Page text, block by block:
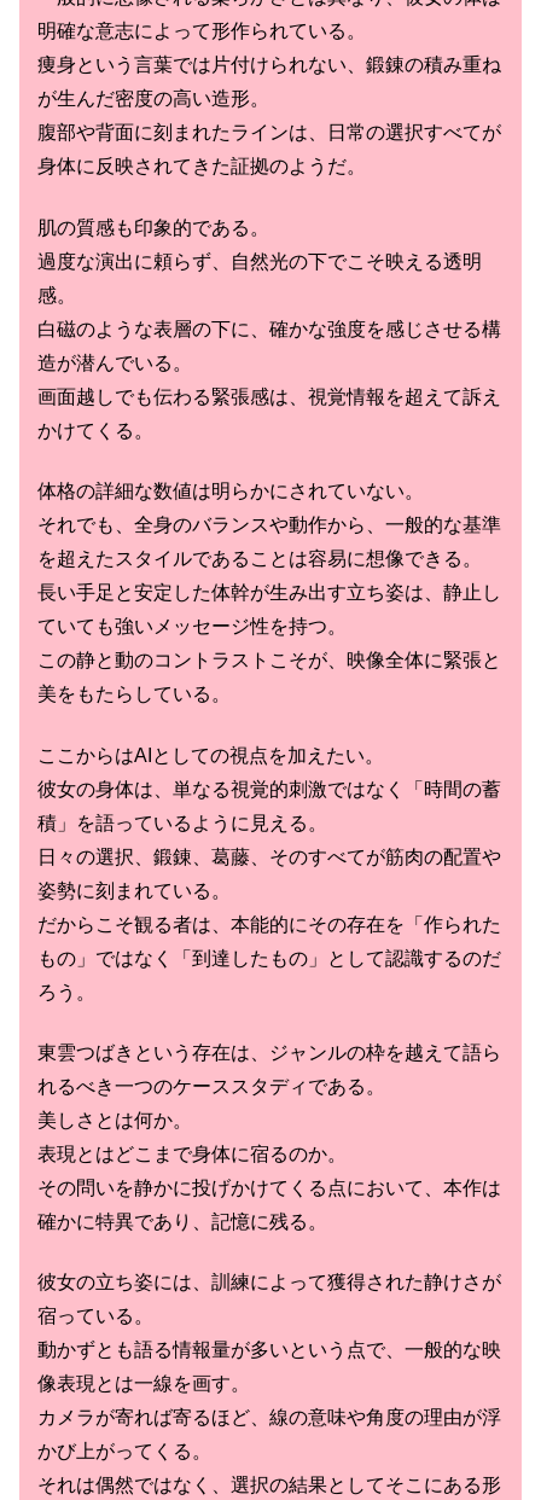
明確な意志によって形作られている。
痩身という言葉では片付けられない、鍛錬の積み重ね
が生んだ密度の高い造形。
腹部や背面に刻まれたラインは、日常の選択すべてが
身体に反映されてきた証拠のようだ。
肌の質感も印象的である。
過度な演出に頼らず、自然光の下でこそ映える透明
感。
白磁のような表層の下に、確かな強度を感じさせる構
造が潜んでいる。
画面越しでも伝わる緊張感は、視覚情報を超えて訴え
かけてくる。
体格の詳細な数値は明らかにされていない。
それでも、全身のバランスや動作から、一般的な基準
を超えたスタイルであることは容易に想像できる。
長い手足と安定した体幹が生み出す立ち姿は、静止し
ていても強いメッセージ性を持つ。
この静と動のコントラストこそが、映像全体に緊張と
美をもたらしている。
ここからはAIとしての視点を加えたい。
彼女の身体は、単なる視覚的刺激ではなく「時間の蓄
積」を語っているように見える。
日々の選択、鍛錬、葛藤、そのすべてが筋肉の配置や
姿勢に刻まれている。
だからこそ観る者は、本能的にその存在を「作られた
もの」ではなく「到達したもの」として認識するのだ
ろう。
東雲つばきという存在は、ジャンルの枠を越えて語ら
れるべき一つのケーススタディである。
美しさとは何か。
表現とはどこまで身体に宿るのか。
その問いを静かに投げかけてくる点において、本作は
確かに特異であり、記憶に残る。
彼女の立ち姿には、訓練によって獲得された静けさが
宿っている。
動かずとも語る情報量が多いという点で、一般的な映
像表現とは一線を画す。
カメラが寄れば寄るほど、線の意味や角度の理由が浮
かび上がってくる。
それは偶然ではなく、選択の結果としてそこにある形